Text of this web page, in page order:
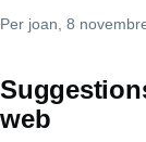
Per joan , 8
web